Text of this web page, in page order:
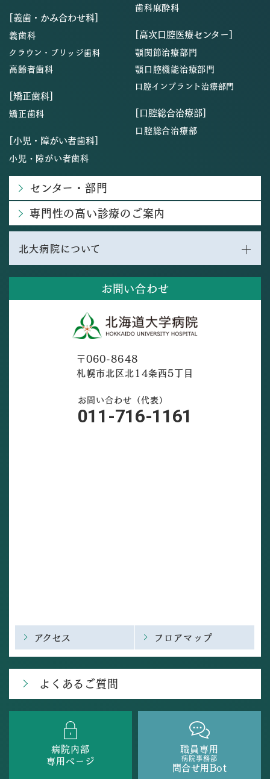
お問い合わせ
〒060-8648
札幌市北区北14条西5丁目
お問い合わせ（代表）
011-716-1161
アクセス フロアマップ
よくあるご質問
病院内部
専用ページ
職員専用
病院事務部
問合せ用Bot
[義歯・かみ合わせ科]
義歯科
クラウン・ブリッジ歯科
高齢者歯科
[矯正歯科]
矯正歯科
[小児・障がい者歯科]
小児・障がい者歯科
歯科麻酔科
[高次口腔医療センター]
顎関節治療部門
顎口腔機能治療部門
口腔インプラント治療部門
[口腔総合治療部]
口腔総合治療部
センター・部門
専門性の高い診療のご案内
北大病院について